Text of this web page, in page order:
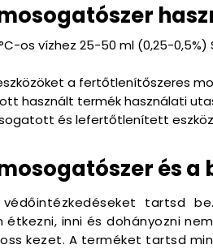
mosogatószer
os vízhez 25-50 ml (0,25-0,5%)
a fertőtlenítőszeres
használt termék használati
és lefertőtlenített
mosogatószer és
tartsd
étkezni, inni és dohányozni
kezet. A terméket tartsd